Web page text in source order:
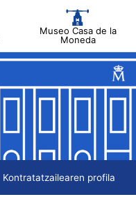
Museo Casa de la
Moneda
Kontratatzailearen profila